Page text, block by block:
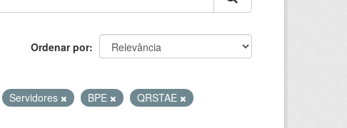
Ordenar por
Servidores BPE
QRSTAE